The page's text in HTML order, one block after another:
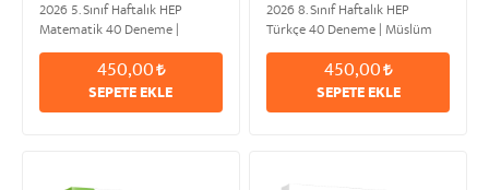
2026 5. Sınıf Haftalık HEP
Matematik 40 Deneme |
Mustafa TÜMEN & Şahan
450,00
SEPETE EKLE
2026 8. Sınıf Haftalık HEP
Türkçe 40 Deneme | Müslüm
DANAOĞLU
450,00
SEPETE EKLE